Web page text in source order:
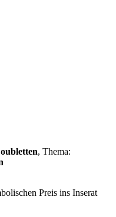
, Thema:
Preis ins Inserat